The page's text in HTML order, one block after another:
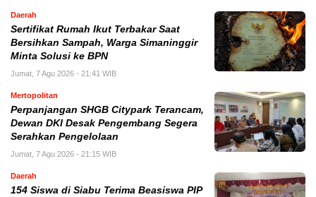
Daerah
Sertifikat Rumah Ikut Terbakar Saat
Bersihkan Sampah, Warga Simaninggir
Minta Solusi ke BPN
Jumat, 7 Agu 2026 - 21:41 WIB
Mertopolitan
Perpanjangan SHGB Citypark Terancam,
Dewan DKI Desak Pengembang Segera
Serahkan Pengelolaan
Jumat, 7 Agu 2026 - 21:15 WIB
Daerah
154 Siswa di Siabu Terima Beasiswa PIP